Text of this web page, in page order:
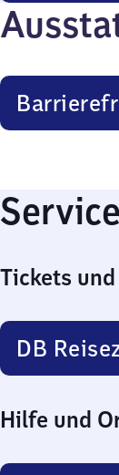
Service
Tickets
DB
Hilfe und